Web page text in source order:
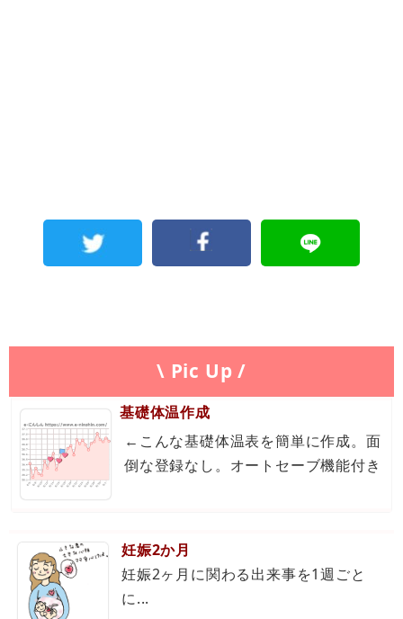
\ Pic Up /
基礎体温作成
←こんな基礎体温表を簡単に作成。面
倒な登録なし。オートセーブ機能付き
妊娠2か月
妊娠2ヶ月に関わる出来事を1週ごと
に...